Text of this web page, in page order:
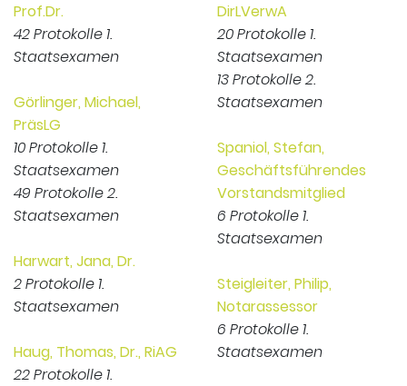
Prof.Dr.
42 Protokolle 1.
Staatsexamen
Görlinger, Michael,
PräsLG
10 Protokolle 1.
Staatsexamen
49 Protokolle 2.
Staatsexamen
Harwart, Jana, Dr.
2 Protokolle 1.
Staatsexamen
Haug, Thomas, Dr., RiAG
22 Protokolle 1.
DirLVerwA
20 Protokolle 1.
Staatsexamen
13 Protokolle 2.
Staatsexamen
Spaniol, Stefan,
Geschäftsführendes
Vorstandsmitglied
6 Protokolle 1.
Staatsexamen
Steigleiter, Philip,
Notarassessor
6 Protokolle 1.
Staatsexamen